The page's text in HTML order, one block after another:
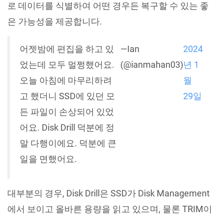
로 데이터를 식별하여 어떤 경우든 복구할 수 있는 좋
은 가능성을 제공합니다.
어젯밤에 편집을 하고 있
었는데 모두 멀쩡했어요.
오늘 아침에 마무리하려
고 했더니 SSD에 있던 모
든 파일이 손상되어 있었
어요. Disk Drill 덕분에 정
말 다행이에요. 덕분에 큰
일을 면했어요.
—Ian
(@ianmahan03)
2024
년 1
월
29일
대부분의 경우, Disk Drill은 SSD가 Disk Management
에서 보이고 올바른 용량을 읽고 있으며, 물론 TRIM이